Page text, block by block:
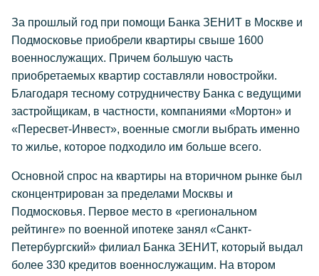
За прошлый год при помощи Банка ЗЕНИТ в Москве и
Подмосковье приобрели квартиры свыше 1600
военнослужащих. Причем большую часть
приобретаемых квартир составляли новостройки.
Благодаря тесному сотрудничеству Банка с ведущими
застройщикам, в частности, компаниями «Мортон» и
«Пересвет-Инвест», военные смогли выбрать именно
то жилье, которое подходило им больше всего.
Основной спрос на квартиры на вторичном рынке был
сконцентрирован за пределами Москвы и
Подмосковья. Первое место в «региональном
рейтинге» по военной ипотеке занял «Санкт-
Петербургский» филиал Банка ЗЕНИТ, который выдал
более 330 кредитов военнослужащим. На втором